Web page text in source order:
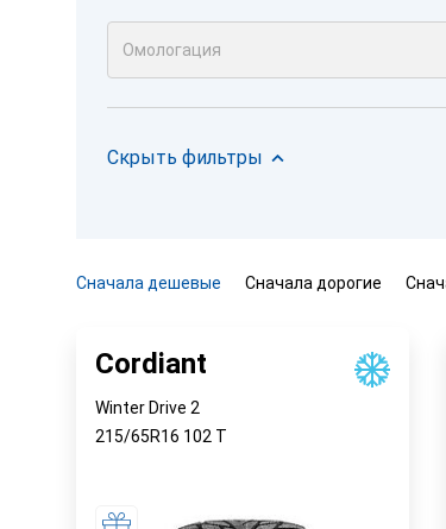
Омологация
Скрыть фильтры
Сначала дешевые Сначала дорогие
Cordiant
Winter Drive 2
215/65R16 102 T